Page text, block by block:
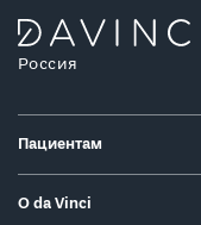
Россия
Пациентам
О da Vinci